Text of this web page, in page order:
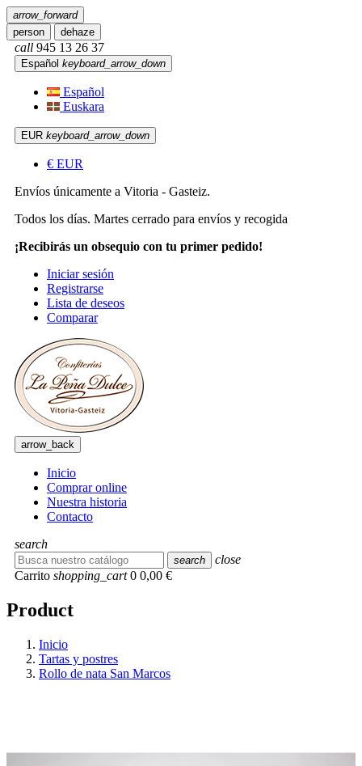
arrow_forward
person
dehaze
call 945 13 26 37
Español keyboard_arrow_down
Español
Euskara
EUR keyboard_arrow_down
€ EUR
Envíos únicamente a Vitoria - Gasteiz.
Todos los días. Martes cerrado para envíos y recogida
¡Recibirás un obsequio con tu primer pedido!
Iniciar sesión
Registrarse
Lista de deseos
Comparar
arrow_back
Inicio
Comprar online
Nuestra historia
Contacto
search
search
close
Carrito shopping_cart 0 0,00 €
Product
Inicio
Tartas y postres
Rollo de nata San Marcos